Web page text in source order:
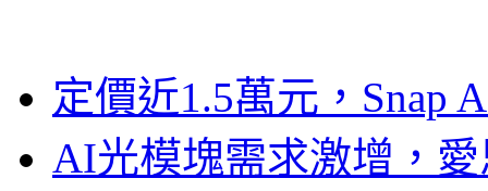
定價近1.5萬元，Snap
AI光模塊需求激增，